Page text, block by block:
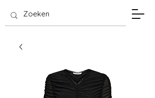
SIS Hasselt